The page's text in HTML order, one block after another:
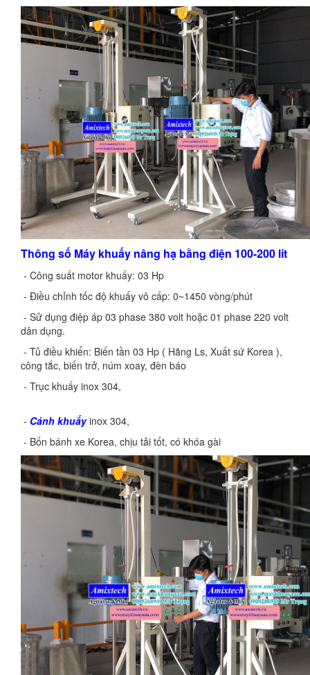
Thông số Máy khuấy nâng hạ bằng điện 100-200 lít
- Công suất motor khuấy: 03 Hp
- Điều chỉnh tốc độ khuấy vô cấp: 0~1450 vòng/phút
- Sử dụng điệp áp 03 phase 380 volt hoặc 01 phase 220 volt
dân dụng.
- Tủ điều khiển: Biến tần 03 Hp ( Hãng Ls, Xuất sứ Korea ),
công tắc, biến trở, núm xoay, đèn báo
- Trục khuấy inox 304,
- Cánh khuấyinox 304,
- Bốn bánh xe Korea, chịu tải tốt, có khóa gài